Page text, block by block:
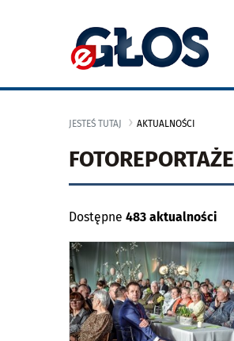
JESTEŚ TUTAJ AKTUALNOŚCI
FOTOREPORTAŻE
Dostępne 483 aktualności